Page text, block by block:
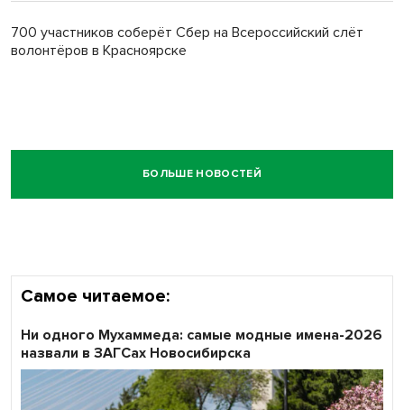
700 участников соберёт Сбер на Всероссийский слёт
волонтёров в Красноярске
БОЛЬШЕ НОВОСТЕЙ
Самое читаемое:
Ни одного Мухаммеда: самые модные имена-2026
назвали в ЗАГСах Новосибирска